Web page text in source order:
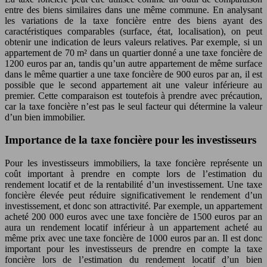
entre des biens similaires dans une même commune. En analysant
les variations de la taxe foncière entre des biens ayant des
caractéristiques comparables (surface, état, localisation), on peut
obtenir une indication de leurs valeurs relatives. Par exemple, si un
appartement de 70 m² dans un quartier donné a une taxe foncière de
1200 euros par an, tandis qu’un autre appartement de même surface
dans le même quartier a une taxe foncière de 900 euros par an, il est
possible que le second appartement ait une valeur inférieure au
premier. Cette comparaison est toutefois à prendre avec précaution,
car la taxe foncière n’est pas le seul facteur qui détermine la valeur
d’un bien immobilier.
Importance de la taxe foncière pour les investisseurs
Pour les investisseurs immobiliers, la taxe foncière représente un
coût important à prendre en compte lors de l’estimation du
rendement locatif et de la rentabilité d’un investissement. Une taxe
foncière élevée peut réduire significativement le rendement d’un
investissement, et donc son attractivité. Par exemple, un appartement
acheté 200 000 euros avec une taxe foncière de 1500 euros par an
aura un rendement locatif inférieur à un appartement acheté au
même prix avec une taxe foncière de 1000 euros par an. Il est donc
important pour les investisseurs de prendre en compte la taxe
foncière lors de l’estimation du rendement locatif d’un bien